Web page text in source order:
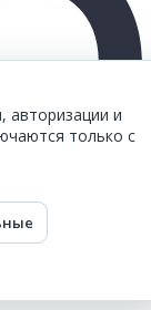
авторизации и
только с